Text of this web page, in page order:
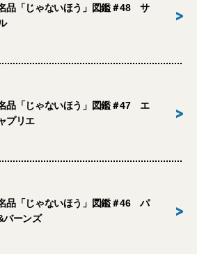
品「じゃないほう」図鑑＃48 サ
>
品「じゃないほう」図鑑＃47 エ
プリエ
>
品「じゃないほう」図鑑＃46 パ
バーンズ
>